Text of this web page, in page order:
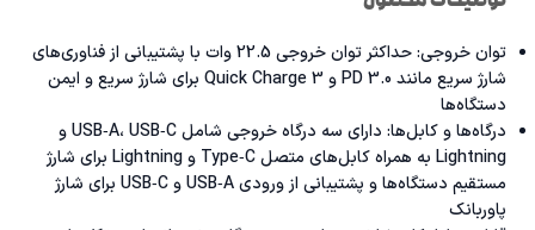
توان خروجی: حداکثر توان خروجی 22.5 وات با پشتیبانی از فناوری‌های
شارژ سریع مانند PD 3.0 و Quick Charge 3 برای شارژ سریع و ایمن
دستگاه‌ها
درگاه‌ها و کابل‌ها: دارای سه درگاه خروجی شامل USB‑A، USB‑C و
Lightning به همراه کابل‌های متصل Type‑C و Lightning برای شارژ
مستقیم دستگاه‌ها و پشتیبانی از ورودی USB‑A و USB‑C برای شارژ
پاوربانک